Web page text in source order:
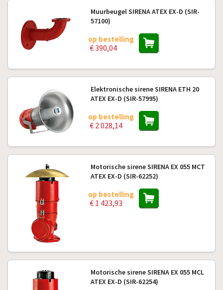
Muurbeugel SIRENA ATEX EX-D (SIR-
57100)
op bestelling
€ 390,04
Elektronische sirene SIRENA ETH 20
ATEX EX-D (SIR-57995)
op bestelling
€ 2 028,14
Motorische sirene SIRENA EX 055 MCT
ATEX EX-D (SIR-62252)
op bestelling
€ 1 423,93
Motorische sirene SIRENA EX 055 MCL
ATEX EX-D (SIR-62254)